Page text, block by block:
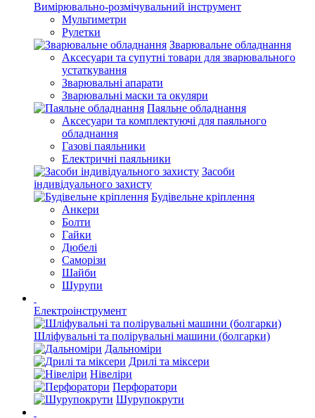
Вимірювально-розмічувальний інструмент
Мультиметри
Рулетки
Зварювальне обладнання
Аксесуари та супутні товари для зварювального
устаткування
Зварювальні апарати
Зварювальні маски та окуляри
Паяльне обладнання
Аксесуари та комплектуючі для паяльного
обладнання
Газові паяльники
Електричні паяльники
Засоби
індивідуального захисту
Будівельне кріплення
Анкери
Болти
Гайки
Дюбелі
Саморізи
Шайби
Шурупи
Електроінструмент
Шліфувальні та полірувальні машини (болгарки)
Дальноміри
Дрилі та міксери
Нівеліри
Перфоратори
Шурупокрути